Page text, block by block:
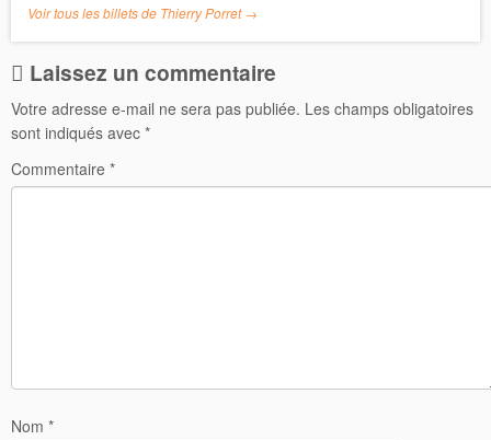
Voir tous les billets de Thierry Porret→
Laissez un commentaire
Votre adresse e-mail ne sera pas publiée. Les champs obligatoires
sont indiqués avec *
Commentaire *
Nom *